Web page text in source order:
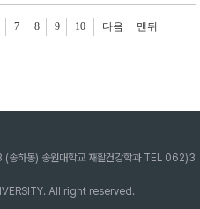
7 8 9 10 다음 맨뒤
송하동) 송원대학교 재활건강학과 TEL 062)3
All right reserved.